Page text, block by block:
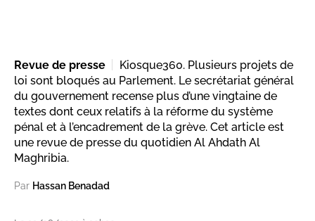
Revue de presse
Kiosque360. Plusieurs projets de
loi sont bloqués au Parlement. Le secrétariat général
du gouvernement recense plus d’une vingtaine de
textes dont ceux relatifs à la réforme du système
pénal et à l’encadrement de la grève. Cet article est
une revue de presse du quotidien Al Ahdath Al
Maghribia.
Par Hassan Benadad